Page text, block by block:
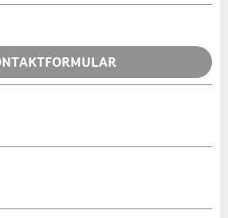
geschätzt!
gültig
Anzeige an Freunde weiter.
für die Kontaktpersonen